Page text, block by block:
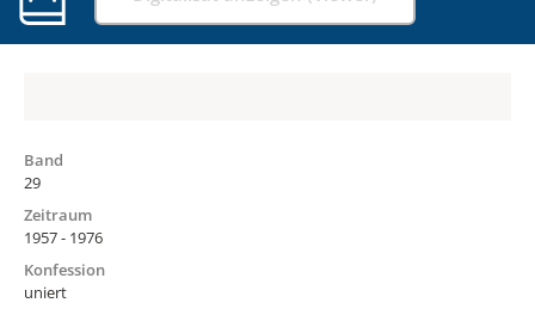
Band
29
Zeitraum
1957 - 1976
Konfession
uniert